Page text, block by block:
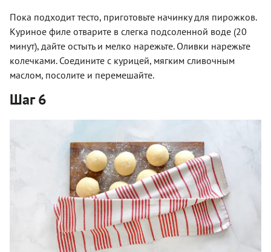
Пока подходит тесто, приготовьте начинку для пирожков.
Куриное филе отварите в слегка подсоленной воде (20
минут), дайте остыть и мелко нарежьте. Оливки нарежьте
колечками. Соедините с курицей, мягким сливочным
маслом, посолите и перемешайте.
Шаг 6